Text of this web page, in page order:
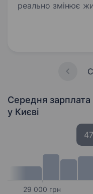
реально змінює
https://
Середня
у Києві
29 000 грн